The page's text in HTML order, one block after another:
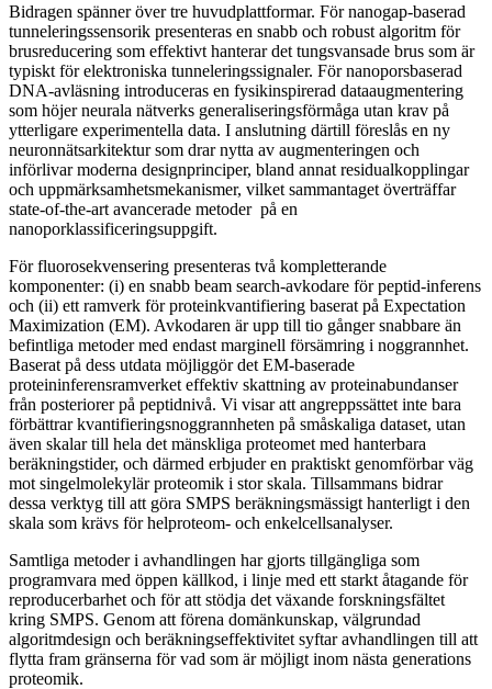
Bidragen spänner över tre huvudplattformar. För nanogap-baserad
tunneleringssensorik presenteras en snabb och robust algoritm för
brusreducering som effektivt hanterar det tungsvansade brus som är
typiskt för elektroniska tunneleringssignaler. För nanoporsbaserad
DNA-avläsning introduceras en fysikinspirerad dataaugmentering
som höjer neurala nätverks generaliseringsförmåga utan krav på
ytterligare experimentella data. I anslutning därtill föreslås en ny
neuronnätsarkitektur som drar nytta av augmenteringen och
införlivar moderna designprinciper, bland annat residualkopplingar
och uppmärksamhetsmekanismer, vilket sammantaget överträffar
state-of-the-art avancerade metoder på en
nanoporklassificeringsuppgift.
För fluorosekvensering presenteras två kompletterande
komponenter: (i) en snabb beam search-avkodare för peptid-inferens
och (ii) ett ramverk för proteinkvantifiering baserat på Expectation
Maximization (EM). Avkodaren är upp till tio gånger snabbare än
befintliga metoder med endast marginell försämring i noggrannhet.
Baserat på dess utdata möjliggör det EM-baserade
proteininferensramverket effektiv skattning av proteinabundanser
från posteriorer på peptidnivå. Vi visar att angreppssättet inte bara
förbättrar kvantifieringsnoggrannheten på småskaliga dataset, utan
även skalar till hela det mänskliga proteomet med hanterbara
beräkningstider, och därmed erbjuder en praktiskt genomförbar väg
mot singelmolekylär proteomik i stor skala. Tillsammans bidrar
dessa verktyg till att göra SMPS beräkningsmässigt hanterligt i den
skala som krävs för helproteom- och enkelcellsanalyser.
Samtliga metoder i avhandlingen har gjorts tillgängliga som
programvara med öppen källkod, i linje med ett starkt åtagande för
reproducerbarhet och för att stödja det växande forskningsfältet
kring SMPS. Genom att förena domänkunskap, välgrundad
algoritmdesign och beräkningseffektivitet syftar avhandlingen till att
flytta fram gränserna för vad som är möjligt inom nästa generations
proteomik.